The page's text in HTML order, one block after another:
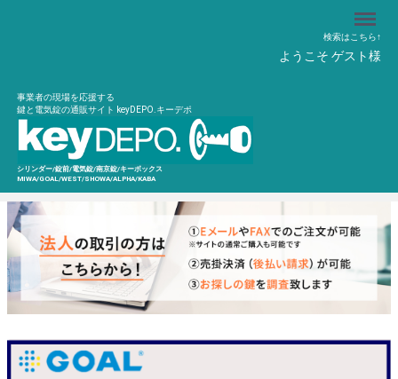
検索はこちら↑
ようこそ ゲスト様
事業者の現場を応援する
鍵と電気錠の通販サイト keyDEPO.キーデポ
シリンダー/錠前/電気錠/南京錠/キーボックス
MIWA/GOAL/WEST/SHOWA/ALPHA/KABA
Menu